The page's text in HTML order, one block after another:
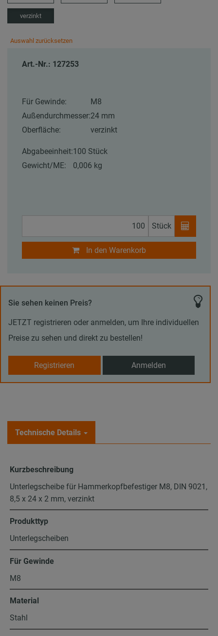
verzinkt
Auswahl zurücksetzen
Art.-Nr.: 127253
Für Gewinde:
M8
Außendurchmesser:24 mm
Oberfläche:
verzinkt
Abgabeeinheit:100 Stück
Gewicht/ME:
0,006 kg
Stück
In den Warenkorb
Sie sehen keinen Preis?
JETZT registrieren oder anmelden, um Ihre individuellen
Preise zu sehen und direkt zu bestellen!
Registrieren Anmelden
Technische Details
Kurzbeschreibung
Unterlegscheibe für Hammerkopfbefestiger M8, DIN 9021,
8,5 x 24 x 2 mm, verzinkt
Produkttyp
Unterlegscheiben
Für Gewinde
M8
Material
Stahl